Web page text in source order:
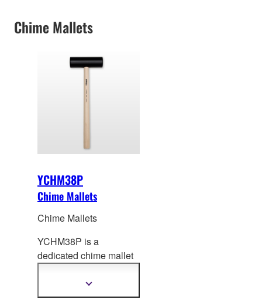
Chime Mallets
YCHM38P
Chime Mallets
Chime Mallets
YCHM38P is a
dedicated chime mallet
YCH series.Show